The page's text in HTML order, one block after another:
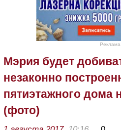
Реклама
Мэрия будет
незаконно
пятиэтажного дома
(фото)